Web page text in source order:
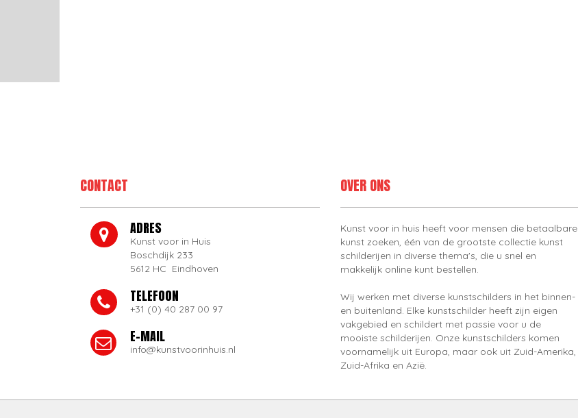
CONTACT
ADRES
Kunst voor in Huis
Boschdijk 233
5612 HC Eindhoven
TELEFOON
+31 (0) 40 287 00 97
E-MAIL
info@kunstvoorinhuis.nl
OVER ONS
Kunst voor in huis heeft voor mensen die betaalbare
kunst zoeken, één van de grootste collectie kunst
schilderijen in diverse thema's, die u snel en
makkelijk online kunt bestellen.
Wij werken met diverse kunstschilders in het binnen-
en buitenland. Elke kunstschilder heeft zijn eigen
vakgebied en schildert met passie voor u de
mooiste schilderijen. Onze kunstschilders komen
voornamelijk uit Europa, maar ook uit Zuid-Amerika,
Zuid-Afrika en Azië.